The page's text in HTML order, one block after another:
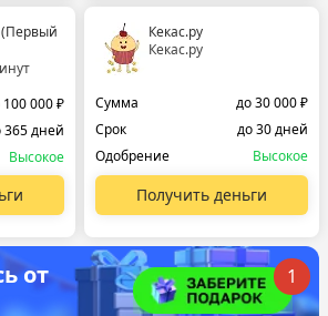
100 000 ₽
365 дней
Высокое
Кекас.ру
Кекас.ру
Сумма
до 30 000 ₽
Срок
до 30 дней
Одобрение
Высокое
Получить деньги
от
1